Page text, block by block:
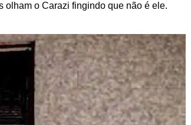
olham o Carazi fingindo que não é ele.